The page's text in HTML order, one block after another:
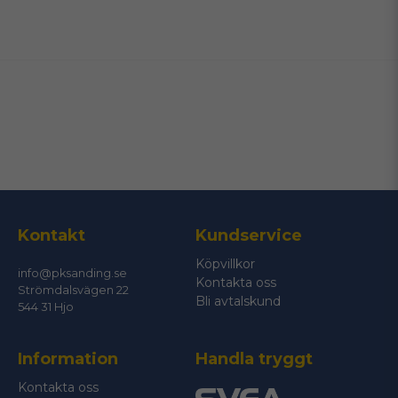
Ja, ni får publicera min fråga
Skicka fråga
Kontakt
info@pksanding.se
Strömdalsvägen 22
544 31 Hjo
Kundservice
Köpvillkor
Kontakta oss
Bli avtalskund
Information
Kontakta oss
Handla tryggt